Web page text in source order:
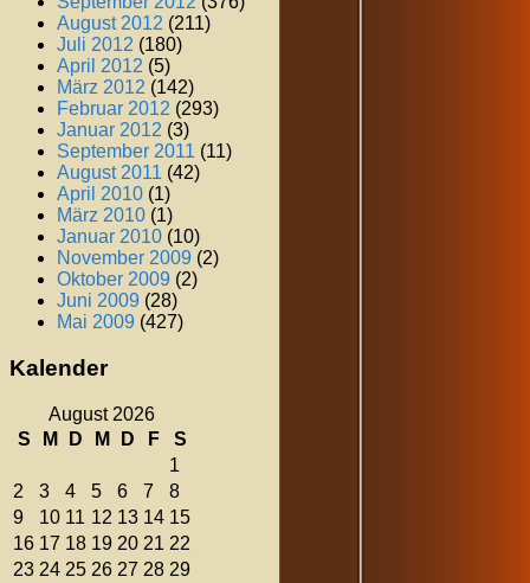
August 2012 (211)
Juli 2012 (180)
April 2012 (5)
März 2012 (142)
Februar 2012 (293)
Januar 2012 (3)
September 2011 (11)
August 2011 (42)
April 2010 (1)
März 2010 (1)
Januar 2010 (10)
November 2009 (2)
Oktober 2009 (2)
Juni 2009 (28)
Mai 2009 (427)
Kalender
August 2026
S
M D M D F
S
1
2
3 4 5 6 7
8
9
10 11 12 13 14 15
16 17 18 19 20 21 22
23 24 25 26 27 28 29